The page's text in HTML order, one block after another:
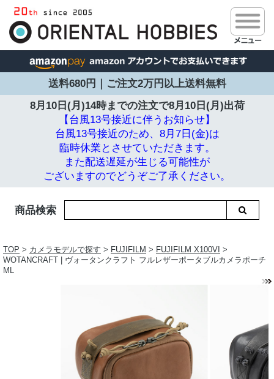
送料680円｜ご注文2万円以上送料無料
8月10日(月)14時までの注文で8月10日(月)出荷
【台風13号接近に伴うお知らせ】
台風13号接近のため、8月7日(金)は
臨時休業とさせていただきます。
また配送遅延が生じる可能性が
ございますのでどうぞご了承ください。
商品検索
TOP > カメラモデルで探す > FUJIFILM > FUJIFILM X100VI >
WOTANCRAFT | ヴォータンクラフト フルレザーポータブルカメラポーチ
ML